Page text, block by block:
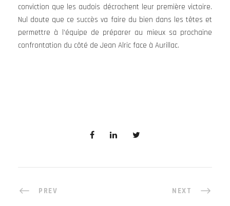
conviction que les audois décrochent leur première victoire.
Nul doute que ce succès va faire du bien dans les têtes et
permettre à l’équipe de préparer au mieux sa prochaine
confrontation du côté de Jean Alric face à Aurillac.
PREV NEXT